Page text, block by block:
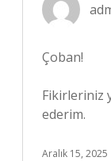
Çoban!
Fikirleriniz
ederim.
Aralık 15, 2025